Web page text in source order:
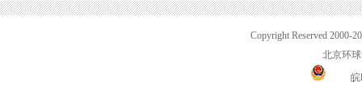
Copyright Reserved 2000-
北京环